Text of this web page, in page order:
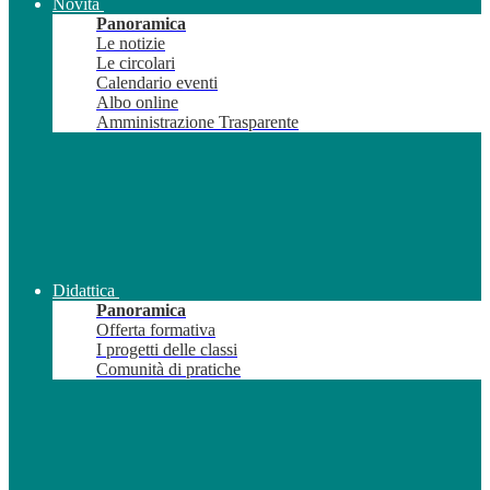
Novità
Panoramica
Le notizie
Le circolari
Calendario eventi
Albo online
Amministrazione Trasparente
Didattica
Panoramica
Offerta formativa
I progetti delle classi
Comunità di pratiche